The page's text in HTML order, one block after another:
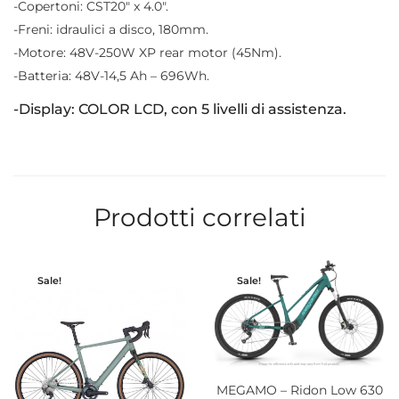
-Copertoni: CST20″ x 4.0″.
-Freni: idraulici a disco, 180mm.
-Motore: 48V-250W XP rear motor (45Nm).
-Batteria: 48V-14,5 Ah – 696Wh.
-Display: COLOR LCD, con 5 livelli di assistenza.
Prodotti correlati
Sale! Sale!
MEGAMO – Ridon Low 630